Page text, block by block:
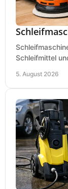
Schleifmittel
5. August 2026